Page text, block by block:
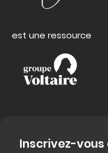
est une ressource
Inscrivez-